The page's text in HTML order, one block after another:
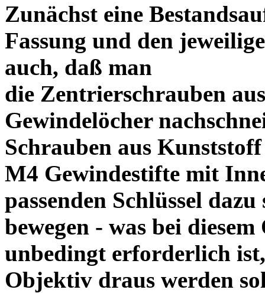
Zunächst eine
Fassung und den
auch, daß man
die Zentrierschrauben
Gewindelöcher
Schrauben aus
M4 Gewindestifte mit
passenden Schlüssel
bewegen - was bei
unbedingt erforderlich
Objektiv draus